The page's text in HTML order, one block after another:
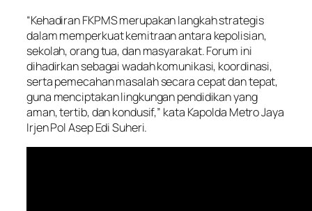
“Kehadiran FKPMS merupakan langkah strategis
dalam memperkuat kemitraan antara kepolisian,
sekolah, orang tua, dan masyarakat. Forum ini
dihadirkan sebagai wadah komunikasi, koordinasi,
serta pemecahan masalah secara cepat dan tepat,
guna menciptakan lingkungan pendidikan yang
aman, tertib, dan kondusif,” kata Kapolda Metro Jaya
Irjen Pol Asep Edi Suheri.